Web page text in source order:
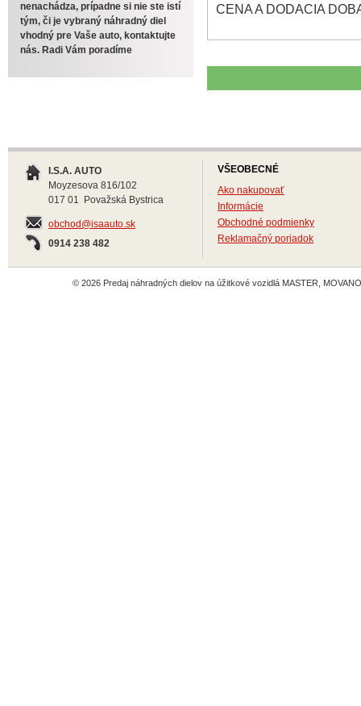
CENA A DODACIA
nenachádza, prípadne si nie ste istí
tým, či je vybraný náhradný diel
vhodný pre Vaše auto, kontaktujte
nás. Radi Vám poradíme
I.S.A. AUTO
Moyzesova 816/102
017 01 Považská Bystrica
obchod@isaauto.sk
0914 238 482
VŠEOBECNÉ
Ako nakupovať
Informácie
Obchodné podmienky
Reklamačný poriadok
© 2026 Predaj náhradných dielov na úžitkové vozidlá MASTER,